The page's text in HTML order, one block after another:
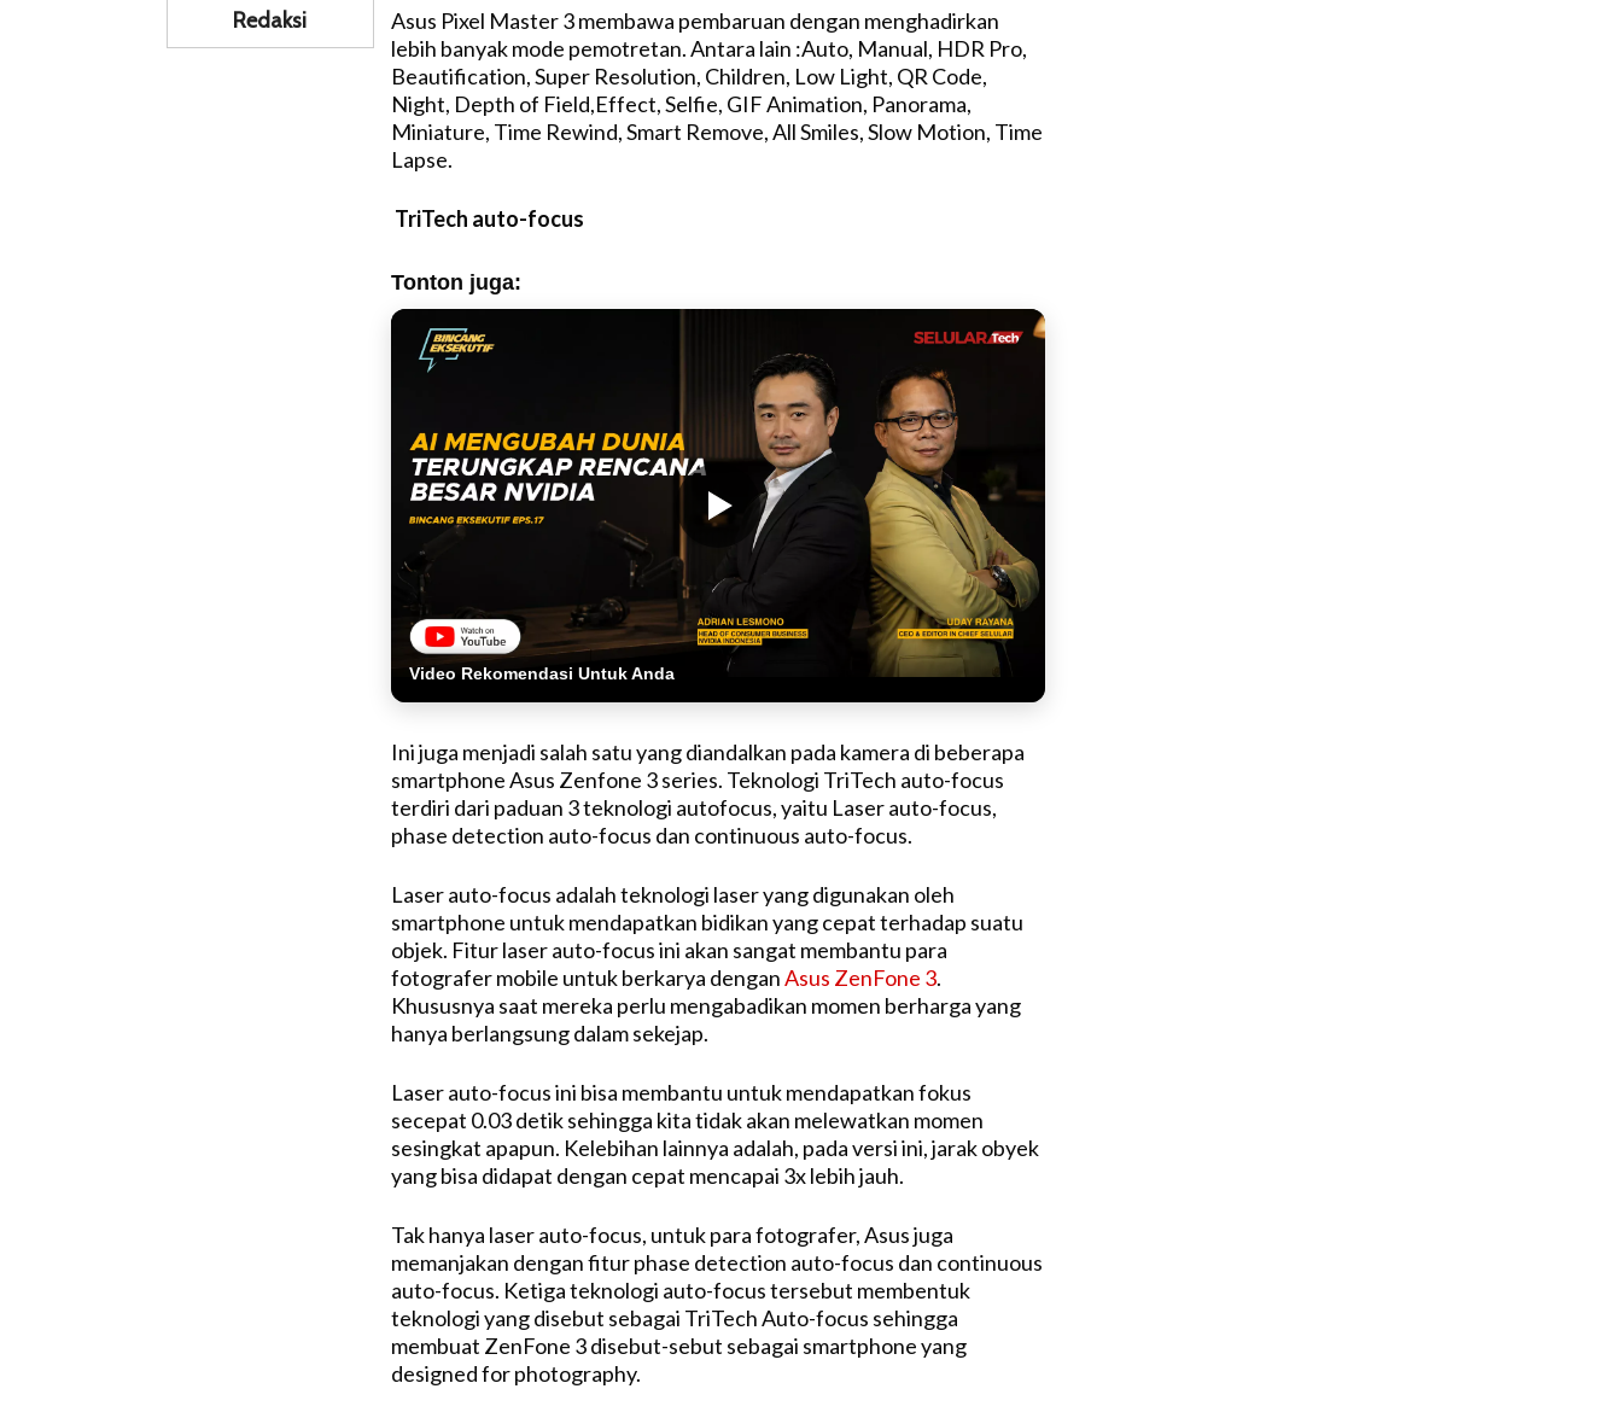
Redaksi
e
Asus Pixel Master 3 membawa pembaruan dengan menghadirkan
lebih banyak mode pemotretan. Antara lain :Auto, Manual, HDR Pro,
Beautification, Super Resolution, Children, Low Light, QR Code,
Night, Depth of Field,Effect, Selfie, GIF Animation, Panorama,
Miniature, Time Rewind, Smart Remove, All Smiles, Slow Motion, Time
Lapse.
TriTech auto-focus
Tonton juga:
Video Rekomendasi Untuk Anda
Ini juga menjadi salah satu yang diandalkan pada kamera di beberapa
smartphone Asus Zenfone 3 series. Teknologi TriTech auto-focus
terdiri dari paduan 3 teknologi autofocus, yaitu Laser auto-focus,
phase detection auto-focus dan continuous auto-focus.
Laser auto-focus adalah teknologi laser yang digunakan oleh
smartphone untuk mendapatkan bidikan yang cepat terhadap suatu
objek. Fitur laser auto-focus ini akan sangat membantu para
fotografer mobile untuk berkarya denganAsus ZenFone 3.
Khususnya saat mereka perlu mengabadikan momen berharga yang
hanya berlangsung dalam sekejap.
Laser auto-focus ini bisa membantu untuk mendapatkan fokus
secepat 0.03 detik sehingga kita tidak akan melewatkan momen
sesingkat apapun. Kelebihan lainnya adalah, pada versi ini, jarak obyek
yang bisa didapat dengan cepat mencapai 3x lebih jauh.
Tak hanya laser auto-focus, untuk para fotografer, Asus juga
memanjakan dengan fitur phase detection auto-focus dan continuous
auto-focus. Ketiga teknologi auto-focus tersebut membentuk
teknologi yang disebut sebagai TriTech Auto-focus sehingga
membuat ZenFone 3 disebut-sebut sebagai smartphone yang
designed for photography.